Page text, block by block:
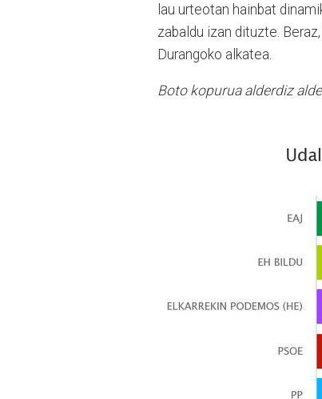
lau urteotan hainbat
zabaldu izan dituzte.
Durangoko alkatea.
Boto kopurua alderdiz